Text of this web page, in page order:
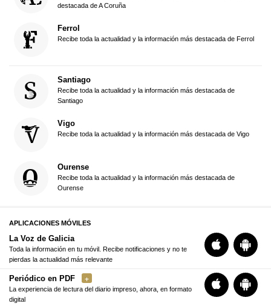
destacada de A Coruña
Ferrol
Recibe toda la actualidad y la información más destacada de Ferrol
Santiago
Recibe toda la actualidad y la información más destacada de
Santiago
Vigo
Recibe toda la actualidad y la información más destacada de Vigo
Ourense
Recibe toda la actualidad y la información más destacada de
Ourense
APLICACIONES MÓVILES
La Voz de Galicia
Toda la información en tu móvil. Recibe notificaciones y no te
pierdas la actualidad más relevante
Periódico en PDF
La experiencia de lectura del diario impreso, ahora, en formato
digital